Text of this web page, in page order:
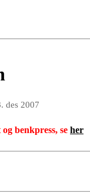
des 2007
benkpress, se her